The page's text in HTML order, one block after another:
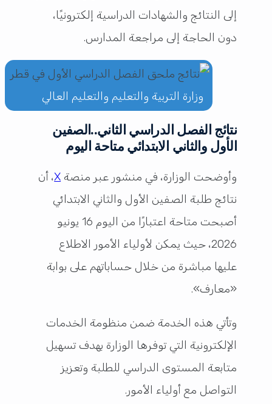
إلى النتائج والشهادات الدراسية إلكترونيًا،
دون الحاجة إلى مراجعة المدارس.
وزارة التربية والتعليم والتعليم العالي
نتائج الفصل الدراسي الثاني..الصفين
الأول والثاني الابتدائي متاحة اليوم
وأوضحت الوزارة، في منشور عبر منصة X، أن
نتائج طلبة الصفين الأول والثاني الابتدائي
أصبحت متاحة اعتبارًا من اليوم 16 يونيو
2026، حيث يمكن لأولياء الأمور الاطلاع
عليها مباشرة من خلال حساباتهم على بوابة
«معارف».
وتأتي هذه الخدمة ضمن منظومة الخدمات
الإلكترونية التي توفرها الوزارة بهدف تسهيل
متابعة المستوى الدراسي للطلبة وتعزيز
التواصل مع أولياء الأمور.